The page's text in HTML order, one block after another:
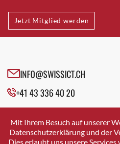
Bülach
Cazis
Cham
Davos Platz
Davos Platz 1
Dietikon
Dietlikon
Jetzt Mitglied werden
INFO@SWISSICT.CH
+41 43 336 40 20
SWISSICT
VULKANSTRASSE 120
8048 ZURICH
Mit Ihrem Besuch auf unserer
Datenschutzerklärung und der
Dies erlaubt uns unsere Services